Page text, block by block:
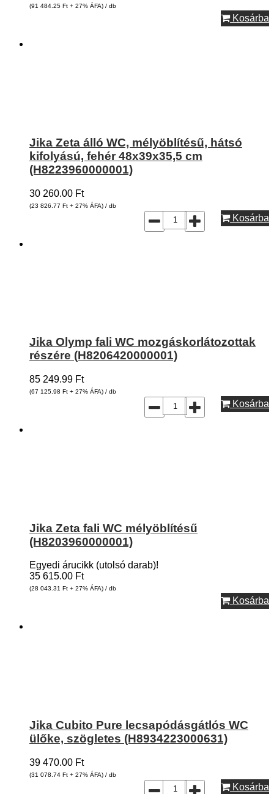
(91 484.25 Ft + 27% ÁFA) / db
Kosárba
Jika Zeta álló WC, mélyöblítésű, hátsó
kifolyású, fehér 48x39x35,5 cm
(H8223960000001)
30 260.00 Ft
(23 826.77 Ft + 27% ÁFA) / db
Kosárba
Jika Olymp fali WC mozgáskorlátozottak
részére (H8206420000001)
85 249.99 Ft
(67 125.98 Ft + 27% ÁFA) / db
Kosárba
Jika Zeta fali WC mélyöblítésű
(H8203960000001)
Egyedi árucikk (utolsó darab)!
35 615.00 Ft
(28 043.31 Ft + 27% ÁFA) / db
Kosárba
Jika Cubito Pure lecsapódásgátlós WC
ülőke, szögletes (H8934223000631)
39 470.00 Ft
(31 078.74 Ft + 27% ÁFA) / db
Kosárba